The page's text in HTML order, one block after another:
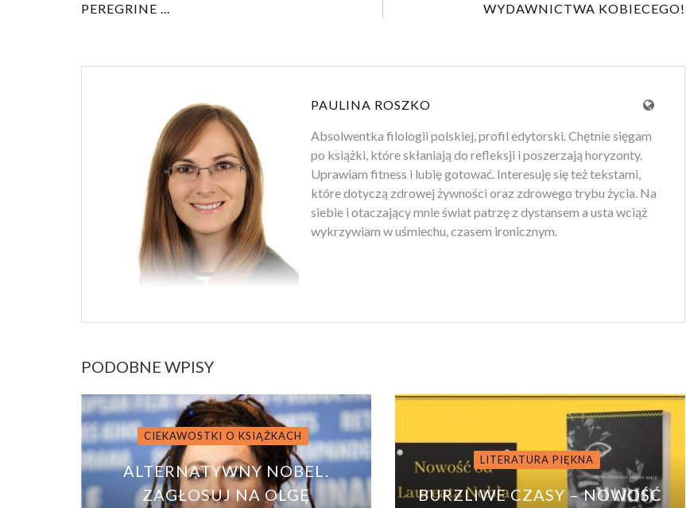
PEREGRINE ...
WYDAWNICTWA KOBIECEGO!
PAULINA ROSZKO
Absolwentka filologii polskiej, profil edytorski. Chętnie sięgam
po książki, które skłaniają do refleksji i poszerzają horyzonty.
Uprawiam fitness i lubię gotować. Interesuję się też tekstami,
które dotyczą zdrowej żywności oraz zdrowego trybu życia. Na
siebie i otaczający mnie świat patrzę z dystansem a usta wciąż
wykrzywiam w uśmiechu, czasem ironicznym.
PODOBNE WPISY
CIEKAWOSTKI O KSIĄŻKACH
ALTERNATYWNY NOBEL.
ZAGŁOSUJ NA OLGĘ
LITERATURA PIĘKNA
BURZLIWE CZASY – NOWOŚĆ